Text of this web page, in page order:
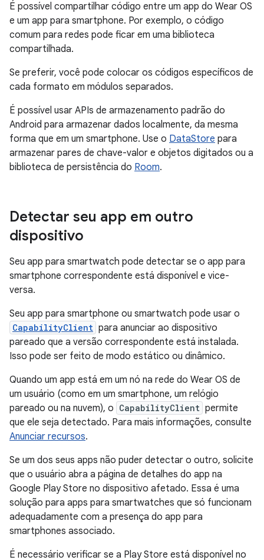
É possível compartilhar código entre um app do Wear OS
e um app para smartphone. Por exemplo, o código
comum para redes pode ficar em uma biblioteca
compartilhada.
Se preferir, você pode colocar os códigos específicos de
cada formato em módulos separados.
É possível usar APIs de armazenamento padrão do
Android para armazenar dados localmente, da mesma
forma que em um smartphone. Use o DataStore para
armazenar pares de chave-valor e objetos digitados ou a
biblioteca de persistência do Room.
Detectar seu app em outro
dispositivo
Seu app para smartwatch pode detectar se o app para
smartphone correspondente está disponível e vice-
versa.
Seu app para smartphone ou smartwatch pode usar o
CapabilityClient para anunciar ao dispositivo
pareado que a versão correspondente está instalada.
Isso pode ser feito de modo estático ou dinâmico.
Quando um app está em um nó na rede do Wear OS de
um usuário (como em um smartphone, um relógio
pareado ou na nuvem), o CapabilityClient permite
que ele seja detectado. Para mais informações, consulte
Anunciar recursos.
Se um dos seus apps não puder detectar o outro, solicite
que o usuário abra a página de detalhes do app na
Google Play Store no dispositivo afetado. Essa é uma
solução para apps para smartwatches que só funcionam
adequadamente com a presença do app para
smartphones associado.
É necessário verificar se a Play Store está disponível no